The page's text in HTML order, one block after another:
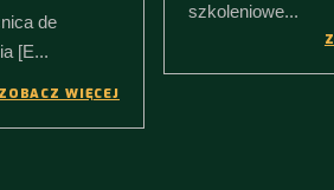
de
[E...
ZOBACZ WIĘCEJ
szkoleniowe...